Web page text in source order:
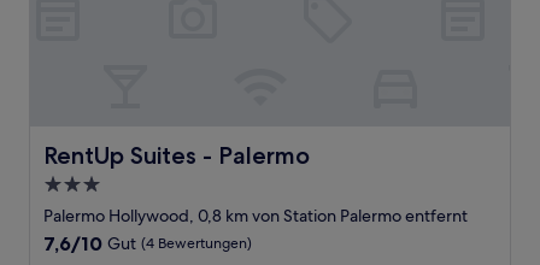
RentUp Suites - Palermo
RentUp Suites - Palermo
3.0-
Sterne-
Unterkunft
Palermo Hollywood, 0,8 km von Station Palermo entfernt
7.6
7,6/10 Gut (4 Bewertungen)